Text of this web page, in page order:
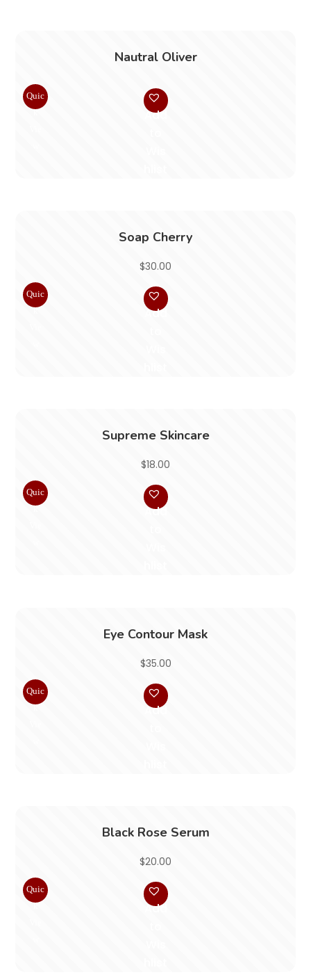
Nautral Oliver
Quic
k
Add
Soap Cherry
$30.00
Quic
k
Add
Supreme Skincare
$18.00
Quic
k
Add
Eye Contour Mask
$35.00
Quic
k
Add
Black Rose Serum
$20.00
Quic
k
Add